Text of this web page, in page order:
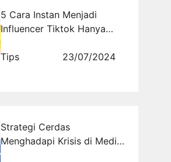
5 Cara Instan Menjadi
Influencer Tiktok Hanya
Tips
23/07/2024
Strategi Cerdas
Menghadapi Krisis di Media